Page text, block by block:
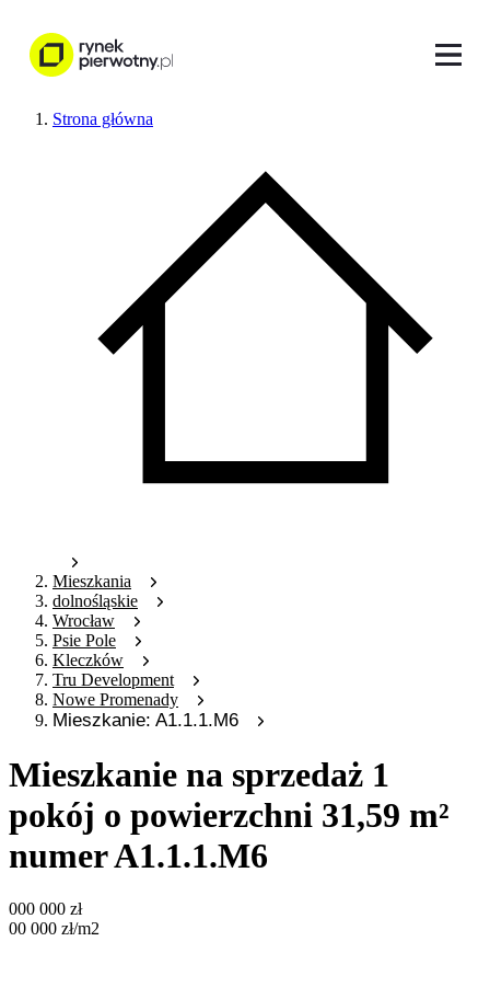
Strona główna
Mieszkania
dolnośląskie
Wrocław
Psie Pole
Kleczków
Tru Development
Nowe Promenady
Mieszkanie: A1.1.1.M6
Mieszkanie na sprzedaż 1
pokój o powierzchni 31,59 m²
numer A1.1.1.M6
000 000 zł
00 000 zł/m2